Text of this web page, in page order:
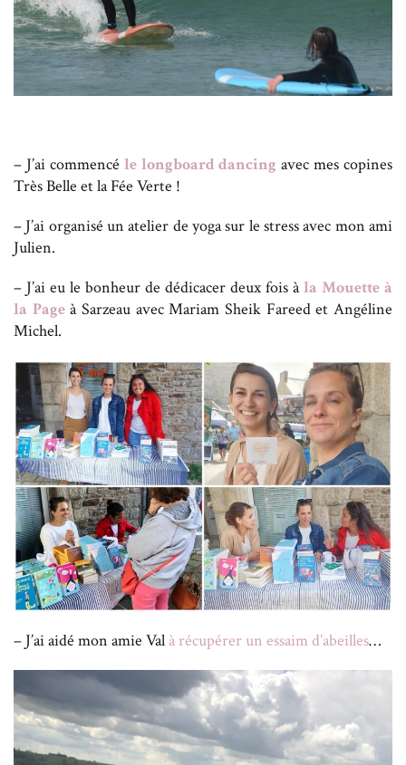
– J’ai commencé le longboard dancing avec mes copines
Très Belle et la Fée Verte !
– J’ai organisé un atelier de yoga sur le stress avec mon ami
Julien.
– J’ai eu le bonheur de dédicacer deux fois àla Mouette à
la Pageà Sarzeau avec Mariam Sheik Fareed et Angéline
Michel.
– J’ai aidé mon amie Valà récupérer un essaim d’abeilles…